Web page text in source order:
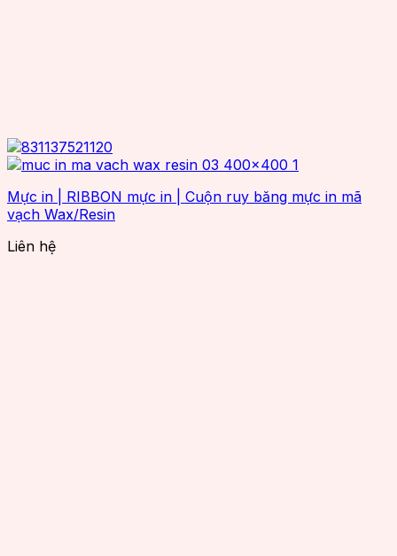
Mực in | RIBBON mực in | Cuộn ruy băng mực in mã
vạch Wax/Resin
Liên hệ